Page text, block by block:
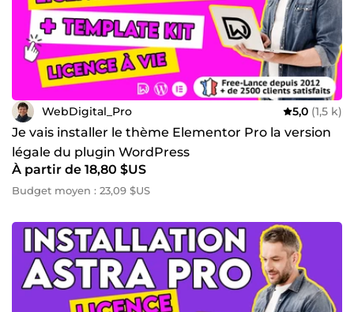
WebDigital_Pro 5,0 (1,5 k)
Je vais installer le thème Elementor Pro la version
légale du plugin WordPress
À partir de 18,80 $US
Budget moyen : 23,09 $US